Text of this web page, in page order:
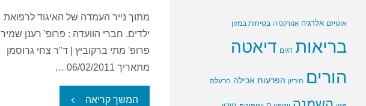
מתוך נייר העמדה של האיגוד לרפואת
ילדים. חברי הוועדה : פרופ' רענן שמיר |
פרופ' מתי ברקוביץ | ד"ר צחי גרוסמן
מתאריך 06/02/2011 …
המשך קריאה"צריכת
אוטיזם אלרגיה אנורקסיה בטיחות במזון
בריאות דגים דיאטה
הורים היריון הפרעות אכילה הרעלת